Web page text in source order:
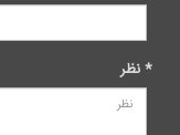
* نظر